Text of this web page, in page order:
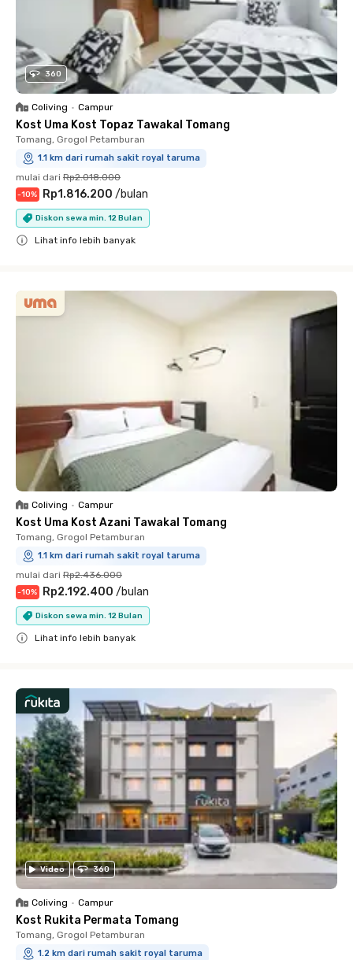
360
Coliving • Campur
Kost Uma Kost Topaz Tawakal Tomang
Tomang, Grogol Petamburan
1.1 km dari rumah sakit royal taruma
mulai dari Rp2.018.000
-10% Rp1.816.200 /bulan
Diskon sewa min. 12 Bulan
Lihat info lebih banyak
Coliving • Campur
Kost Uma Kost Azani Tawakal Tomang
Tomang, Grogol Petamburan
1.1 km dari rumah sakit royal taruma
mulai dari Rp2.436.000
-10% Rp2.192.400 /bulan
Diskon sewa min. 12 Bulan
Lihat info lebih banyak
Video 360
Coliving • Campur
Kost Rukita Permata Tomang
Tomang, Grogol Petamburan
1.2 km dari rumah sakit royal taruma